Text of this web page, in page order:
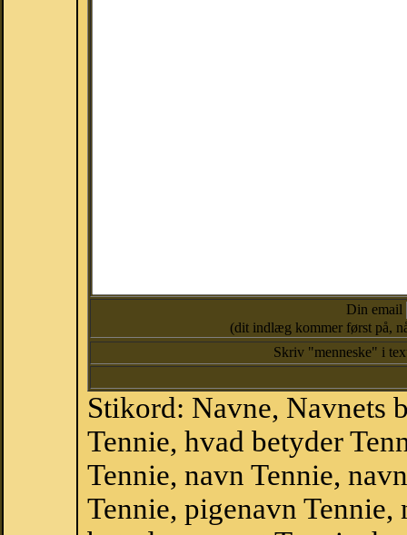
Din email
(dit indlæg kommer først på,
Skriv "menneske" i
Stikord: Navne, Navnets
Tennie, hvad betyder
Tennie, navn Tennie,
Tennie, pigenavn